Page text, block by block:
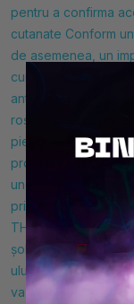
pentru a confirma
cutanate Conform
de asemenea, un
cum ar fi
antiinflamatorii ar
roșeții, a erupțiilor
pierderea poftei de
produs de
unele dintre
privește creșterea
THC ar stimula
șobolani pare să
ului permite
va confirma în viitor,